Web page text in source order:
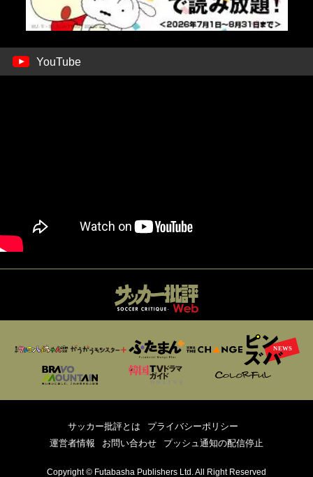
YouTube
サッカー批評とは
プライバシーポリシー
運営者情報
お問い合わせ プッシュ通知の配信停止
Copyright © Futabasha Publishers Ltd. All Right Reserved